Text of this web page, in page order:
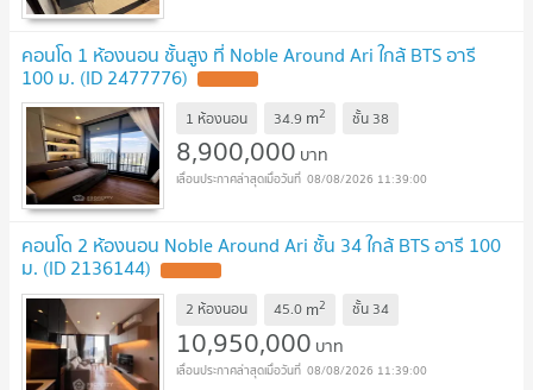
คอนโด 1 ห้องนอน ชั้นสูง ที่ Noble Around Ari ใกล้ BTS อารี
100 ม. (ID 2477776)
1 ห้องนอน 34.9 m2 ชั้น 38
8,900,000 บาท
08/08/2026 11:39:00
คอนโด 2 ห้องนอน Noble Around Ari ชั้น 34 ใกล้ BTS อารี 100
ม. (ID 2136144)
2 ห้องนอน 45.0 m2 ชั้น 34
10,950,000 บาท
08/08/2026 11:39:00